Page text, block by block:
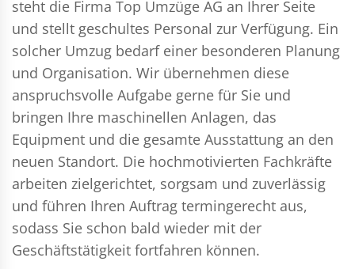
steht die Firma Top Umzüge AG an Ihrer Seite
und stellt geschultes Personal zur Verfügung. Ein
solcher Umzug bedarf einer besonderen Planung
und Organisation. Wir übernehmen diese
anspruchsvolle Aufgabe gerne für Sie und
bringen Ihre maschinellen Anlagen, das
Equipment und die gesamte Ausstattung an den
neuen Standort. Die hochmotivierten Fachkräfte
arbeiten zielgerichtet, sorgsam und zuverlässig
und führen Ihren Auftrag termingerecht aus,
sodass Sie schon bald wieder mit der
Geschäftstätigkeit fortfahren können.